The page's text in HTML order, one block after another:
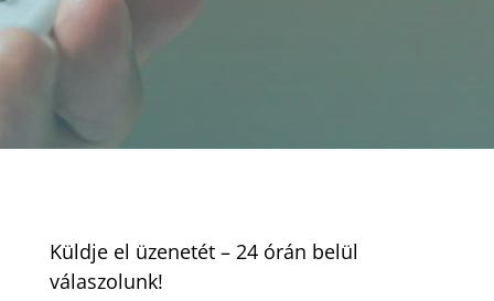
Küldje el üzenetét – 24 órán belül
válaszolunk!